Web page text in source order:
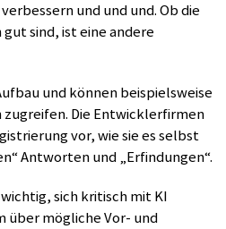
und und und. Ob die
sind, ist eine andere
und können beispielsweise
Die Entwicklerfirmen
vor, wie sie es selbst
Antworten und „Erfindungen“.
sich kritisch mit KI
über mögliche Vor- und